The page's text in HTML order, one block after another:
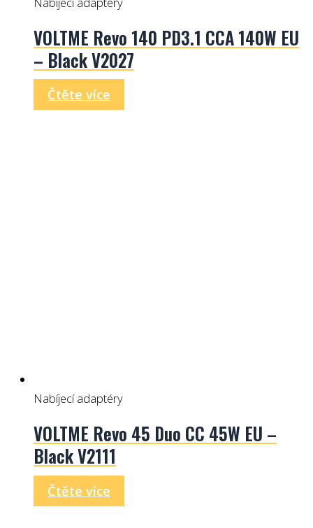
VOLTME Revo 140 PD3.1 CCA 140W EU
– Black V2027
Čtěte více
Nabíjecí adaptéry
VOLTME Revo 45 Duo CC 45W EU –
Black V2111
Čtěte více